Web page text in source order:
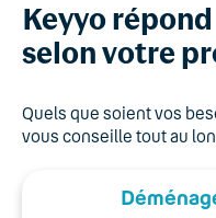
Keyyo
selon votre
Quels que soient vos
vous conseille tout au